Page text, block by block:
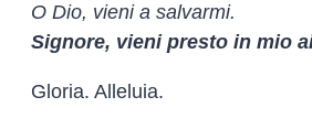
O Dio, vieni a salvarmi.
Signore, vieni presto in mio
Gloria. Alleluia.